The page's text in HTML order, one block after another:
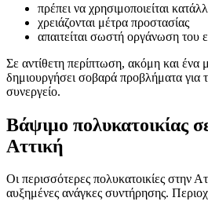
πρέπει να χρησιμοποιείται
χρειάζονται μέτρα προστασίας
απαιτείται σωστή οργάνωση του
Σε αντίθετη περίπτωση, ακόμη και ένα
δημιουργήσει σοβαρά προβλήματα για
συνεργείο.
Βάψιμο πολυκατοικίας
Αττική
Οι περισσότερες πολυκατοικίες στην
αυξημένες ανάγκες συντήρησης.